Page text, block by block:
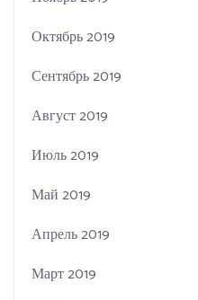
Октябрь 2019
Сентябрь 2019
Август 2019
Июль 2019
Май 2019
Апрель 2019
Март 2019